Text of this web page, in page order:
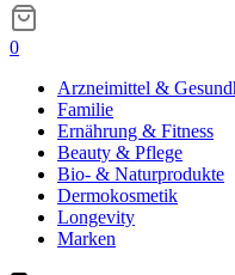
0
Arzneimittel &
Familie
Ernährung & Fitness
Beauty & Pflege
Bio- & Naturprodukte
Dermokosmetik
Longevity
Marken